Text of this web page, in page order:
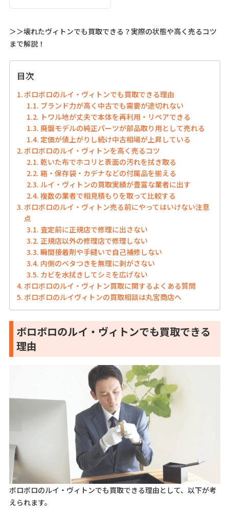
＞＞壊れたヴィトンでも買取できる？実際の状態や高く売るコツ
まで解説！
目次
ボロボロのルイ・ヴィトンでも買取できる理由
ブランド力が高く中古でも需要が途切れない
トワル地が丈夫で本体を再利用・リペアできる
廃盤モデルの純正パーツが部品取り用として売れる
定価が値上がりし続け中古相場が上昇している
ボロボロのルイ・ヴィトンを高く売るコツ
乾いた布でホコリと表面の汚れを拭き取る
箱・保存袋・カデナなどの付属品を揃える
ルイ・ヴィトンの買取実績が豊富な業者に出す
複数の業者で相見積もりを取って比較する
ボロボロのルイ・ヴィトン売る前にやってはいけない注意
点
査定前に正規店で修理に出さない
正規店以外の修理店で修理しない
瞬間接着剤や手縫いで自己補修しない
内側のベタつきを無理に剥がさない
カビを水拭きしてシミを広げない
ボロボロのルイ・ヴィトン買取に関するよくある質問
ボロボロのルイヴィトンの買取相談は丸宮商店へ
ボロボロのルイ・ヴィトンでも買取できる
理由
ボロボロのルイ・ヴィトンでも買取できる理由として、以下が考
えられます。